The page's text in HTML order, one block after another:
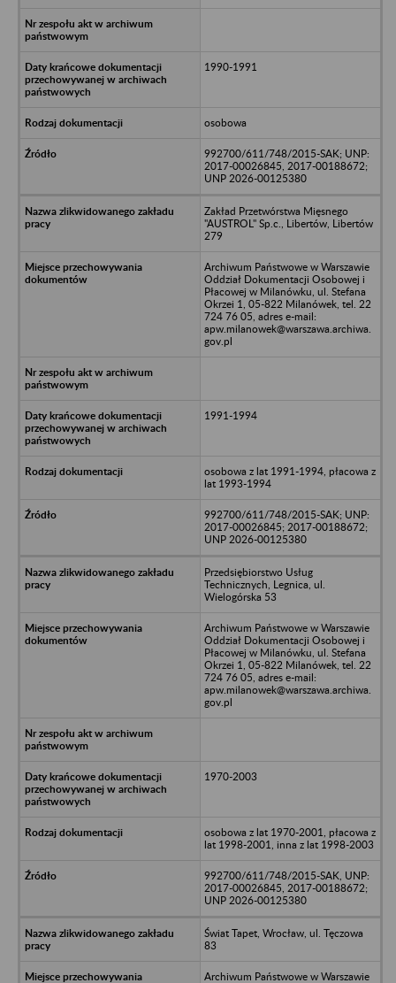
1990-1991
osobowa
992700/611/748/2015-SAK; UNP:
2017-00026845, 2017-00188672;
UNP 2026-00125380
Zakład Przetwórstwa Mięsnego
"AUSTROL" Sp.c., Libertów, Libertów
279
Archiwum Państwowe w Warszawie
Oddział Dokumentacji Osobowej i
Płacowej w Milanówku, ul. Stefana
Okrzei 1, 05-822 Milanówek, tel. 22
724 76 05, adres e-mail:
apw.milanowek@warszawa.archiwa.
gov.pl
1991-1994
osobowa z lat 1991-1994, płacowa z
lat 1993-1994
992700/611/748/2015-SAK; UNP:
2017-00026845; 2017-00188672;
UNP 2026-00125380
Przedsiębiorstwo Usług
Technicznych, Legnica, ul.
Wielogórska 53
Archiwum Państwowe w Warszawie
Oddział Dokumentacji Osobowej i
Płacowej w Milanówku, ul. Stefana
Okrzei 1, 05-822 Milanówek, tel. 22
724 76 05, adres e-mail:
apw.milanowek@warszawa.archiwa.
gov.pl
1970-2003
osobowa z lat 1970-2001, płacowa z
lat 1998-2001, inna z lat 1998-2003
992700/611/748/2015-SAK, UNP:
2017-00026845, 2017-00188672;
UNP 2026-00125380
Świat Tapet, Wrocław, ul. Tęczowa
83
Archiwum Państwowe w Warszawie